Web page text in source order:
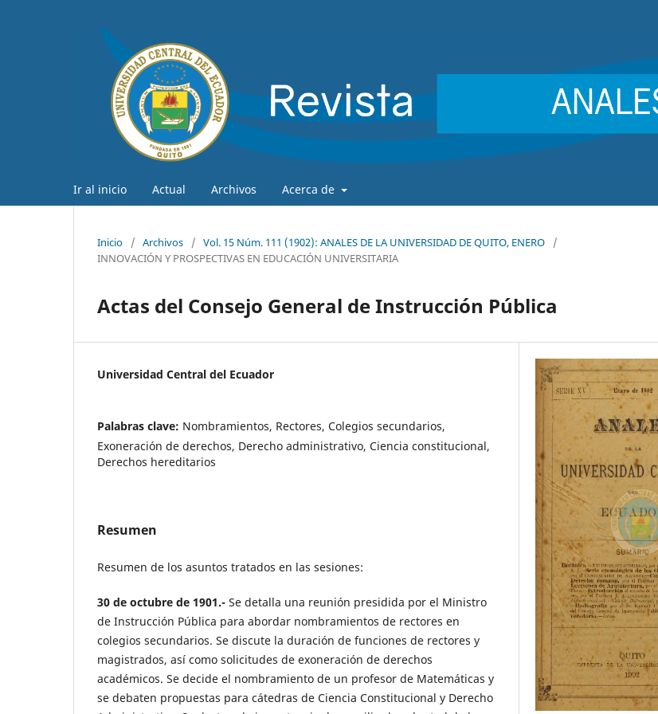
Ir al inicio Actual Archivos Acerca de
Inicio / Archivos / Vol. 15 Núm. 111 (1902): ANALES DE LA UNIVERSIDAD DE QUITO, ENERO
/
INNOVACIÓN Y PROSPECTIVAS EN EDUCACIÓN UNIVERSITARIA
Actas del Consejo General de Instrucción Pública
Universidad Central del Ecuador
Palabras clave: Nombramientos, Rectores, Colegios secundarios,
Exoneración de derechos, Derecho administrativo, Ciencia constitucional,
Derechos hereditarios
Resumen
Resumen de los asuntos tratados en las sesiones:
30 de octubre de 1901.- Se detalla una reunión presidida por el Ministro
de Instrucción Pública para abordar nombramientos de rectores en
colegios secundarios. Se discute la duración de funciones de rectores y
magistrados, así como solicitudes de exoneración de derechos
académicos. Se decide el nombramiento de un profesor de Matemáticas y
se debaten propuestas para cátedras de Ciencia Constitucional y Derecho